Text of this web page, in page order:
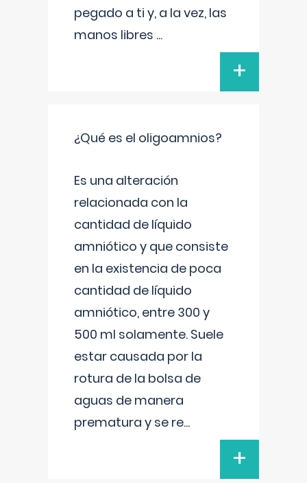
pegado a ti y, a la vez, las
manos libres ...
+
¿Qué es el oligoamnios?
Es una alteración
relacionada con la
cantidad de líquido
amniótico y que consiste
en la existencia de poca
cantidad de líquido
amniótico, entre 300 y
500 ml solamente. Suele
estar causada por la
rotura de la bolsa de
aguas de manera
prematura y se re...
+